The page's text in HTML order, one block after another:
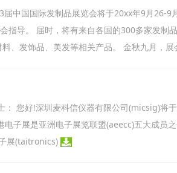
中国国际发制品展览会将于20xx年9月26-9
指导。 届时，将有来自各国的300多家发制
、发饰品、美发等相关产品。 金秋九月，
： 您好!深圳麦科信仪器有限公司(micsig)将
子展是亚洲电子展览联盟(aeecc)五大成员
展(taitronics)